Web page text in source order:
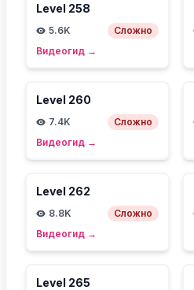
Level 258
5.6K
Сложно
Видеогид →
Level 260
7.4K
Сложно
Видеогид →
Level 262
8.8K
Сложно
Видеогид →
Level 265